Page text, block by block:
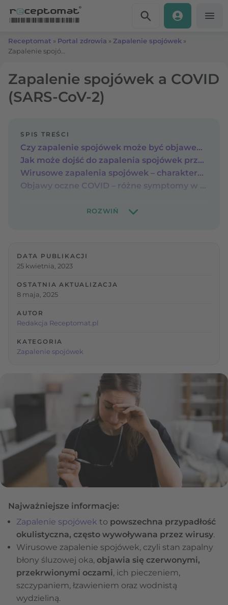
Receptomat » Portal zdrowia » Zapalenie spojówek »
Zapalenie spojówek a COVID
(SARS-CoV-2)
SPIS TREŚCI
Czy zapalenie spojówek może być objawem COVID?
Jak może dojść do zapalenia spojówek przy COVID?
Wirusowe zapalenia spojówek – charakterystyczne objawy infekcji
Objawy oczne COVID – różne symptomy w zależności od wariantu
DATA PUBLIKACJI
25 kwietnia, 2023
OSTATNIA AKTUALIZACJA
8 maja, 2025
AUTOR
Redakcja Receptomat.pl
KATEGORIA
Zapalenie spojówek
Najważniejsze informacje:
Zapalenie spojówek to powszechna przypadłość
okulistyczna, często wywoływana przez wirusy.
Wirusowe zapalenie spojówek, czyli stan zapalny
błony śluzowej oka, objawia się czerwonymi,
przekrwionymi oczami, ich pieczeniem,
szczypaniem, łzawieniem oraz wodnistą
wydzieliną.